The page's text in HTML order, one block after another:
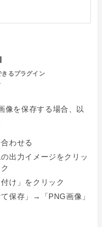
きるプラグイン
像を保存する場合、以
わせる
出力イメージをクリッ
け」をクリック
保存」→「PNG画像」